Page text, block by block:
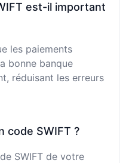
est-il important
les paiements
bonne banque
réduisant les erreurs
code SWIFT ?
SWIFT de votre